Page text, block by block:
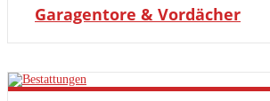
Garagentore & Vordächer